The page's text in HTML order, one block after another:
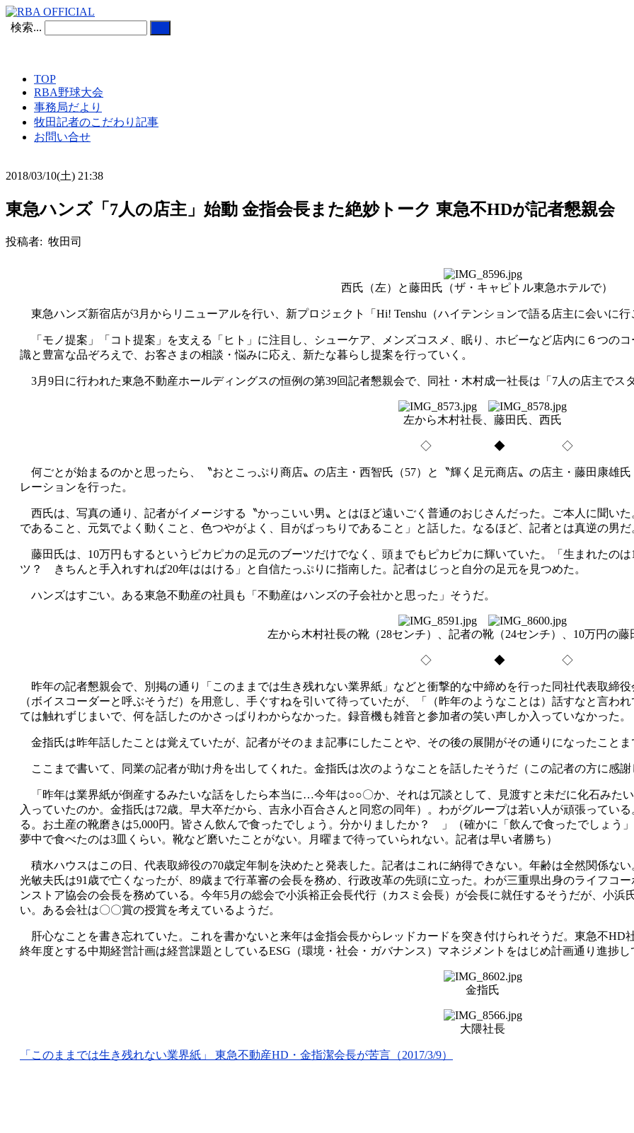
検索...
TOP
RBA野球大会
事務局だより
牧田記者のこだわり記事
お問い合せ
2018/03/10(土) 21:38
東急ハンズ「7人の店主」始動 金指会長また絶妙トーク 東急不HDが記者懇親会
投稿者: 牧田司
西氏（左）と藤田氏（ザ・キャピトル東急ホテルで）
東急ハンズ新宿店が3月からリニューアルを行い、新プロジェクト「Hi! Tenshu（ハイテンションで語る店主に会いに行
「モノ提案」「コト提案」を支える「ヒト」に注目し、シューケア、メンズコスメ、眠り、ホビーなど店内に６つの
識と豊富な品ぞろえで、お客さまの相談・悩みに応え、新たな暮らし提案を行っていく。
3月9日に行われた東急不動産ホールディングスの恒例の第39回記者懇親会で、同社・木村成一社長は「7人の店主でス
左から木村社長、藤田氏、西氏
◇ ◆ ◇
何ごとが始まるのかと思ったら、〝おとこっぷり商店〟の店主・西智氏（57）と〝輝く足元商店〟の店主・藤田康雄
レーションを行った。
西氏は、写真の通り、記者がイメージする〝かっこいい男〟とはほど遠いごく普通のおじさんだった。ご本人に聞い
であること、元気でよく動くこと、色つやがよく、目がぱっちりであること」と話した。なるほど、記者とは真逆の男だ
藤田氏は、10万円もするというピカピカの足元のブーツだけでなく、頭までもピカピカに輝いていた。「生まれたの
ツ？ きちんと手入れすれば20年ははける」と自信たっぷりに指南した。記者はじっと自分の足元を見つめた。
ハンズはすごい。ある東急不動産の社員も「不動産はハンズの子会社かと思った」そうだ。
左から木村社長の靴（28センチ）、記者の靴（24センチ）、10万円の藤
◇ ◆ ◇
昨年の記者懇親会で、別掲の通り「このままでは生き残れない業界紙」などと衝撃的な中締めを行った同社代表取締
（ボイスコーダーと呼ぶそうだ）を用意し、手ぐすねを引いて待っていたが、「（昨年のようなことは）話すなと言わ
ては触れずじまいで、何を話したのかさっぱりわからなかった。録音機も雑音と参加者の笑い声しか入っていなかった。
金指氏は昨年話したことは覚えていたが、記者がそのまま記事にしたことや、その後の展開がその通りになったことま
ここまで書いて、同業の記者が助け舟を出してくれた。金指氏は次のようなことを話したそうだ（この記者の方に感謝
「昨年は業界紙が倒産するみたいな話をしたら本当に…今年は○○〇か、それは冗談として、見渡すと未だに化石みた
入っていたのか。金指氏は72歳。早大卒だから、吉永小百合さんと同窓の同年）。わがグループは若い人が頑張ってい
る。お土産の靴磨きは5,000円。皆さん飲んで食ったでしょう。分かりましたか？ 」（確かに「飲んで食ったでしょう
夢中で食べたのは3皿くらい。靴など磨いたことがない。月曜まで待っていられない。記者は早い者勝ち）
積水ハウスはこの日、代表取締役の70歳定年制を決めたと発表した。記者はこれに納得できない。年齢は全然関係な
光敏夫氏は91歳で亡くなったが、89歳まで行革審の会長を務め、行政改革の先頭に立った。わが三重県出身のライフコ
ンストア協会の会長を務めている。今年5月の総会で小浜裕正会長代行（カスミ会長）が会長に就任するそうだが、小
い。ある会社は〇〇賞の授賞を考えているようだ。
肝心なことを書き忘れていた。これを書かないと来年は金指会長からレッドカードを突き付けられそうだ。東急不HD
終年度とする中期経営計画は経営課題としているESG（環境・社会・ガバナンス）マネジメントをはじめ計画通り進捗し
金指氏
大隈社長
「このままでは生き残れない業界紙」 東急不動産HD・金指潔会長が苦言（2017/3/9）